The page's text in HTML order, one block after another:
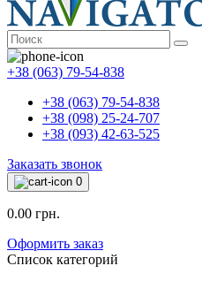
+38 (063) 79-54-838
+38 (063) 79-54-838
+38 (098) 25-24-707
+38 (093) 42-63-525
Заказать звонок
0
0.00 грн.
Оформить заказ
Список категорий